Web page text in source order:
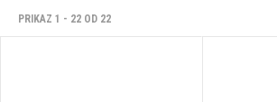
PRIKAZ 1 - 22 OD 22